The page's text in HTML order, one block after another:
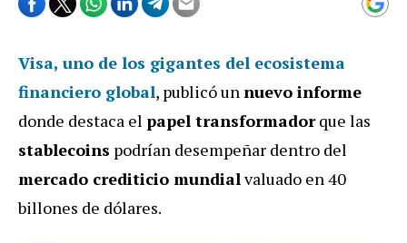
Visa, uno de los gigantes del ecosistema
financiero global, publicó unnuevo informe
donde destaca el papel transformadorque las
stablecoins podrían desempeñar dentro del
mercado crediticio mundialvaluado en 40
billones de dólares.